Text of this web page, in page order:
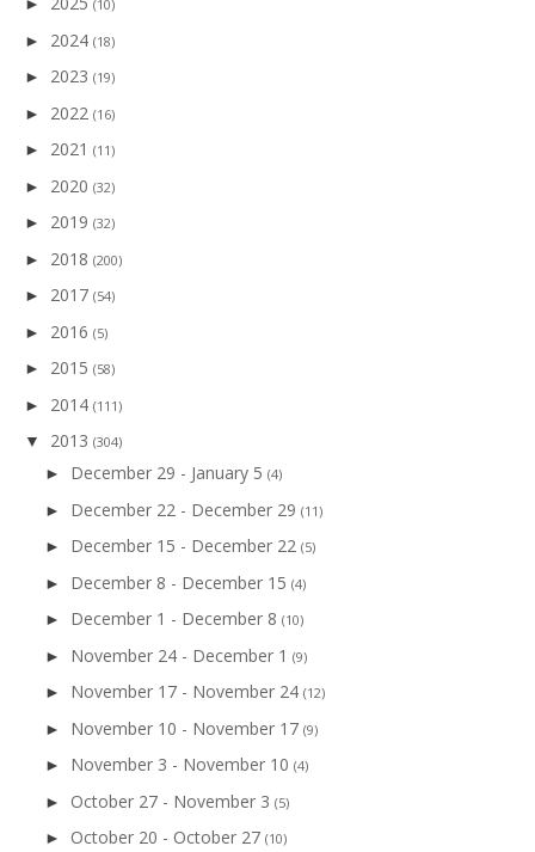
► (10)
► 2024 (18)
► 2023 (19)
► 2022 (16)
► 2021 (11)
► 2020 (32)
► 2019 (32)
► 2018 (200)
► 2017 (54)
► 2016 (5)
► 2015 (58)
► 2014 (111)
▼ 2013 (304)
► December 29 - January 5 (4)
► December 22 - December 29 (11)
► December 15 - December 22 (5)
► December 8 - December 15 (4)
► December 1 - December 8 (10)
► November 24 - December 1 (9)
► November 17 - November 24 (12)
► November 10 - November 17 (9)
► November 3 - November 10 (4)
► October 27 - November 3 (5)
► October 20 - October 27 (10)